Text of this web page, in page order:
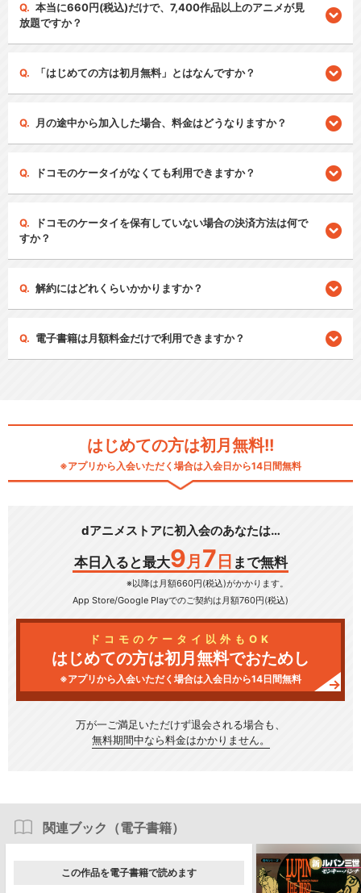
本当に660円(税込)だけで、7,400作品以上のアニメが見
放題ですか？
「はじめての方は初月無料」とはなんですか？
月の途中から加入した場合、料金はどうなりますか？
ドコモのケータイがなくても利用できますか？
ドコモのケータイを保有していない場合の決済方法は何で
すか？
解約にはどれくらいかかりますか？
電子書籍は月額料金だけで利用できますか？
はじめての方は初月無料!!
※アプリから入会いただく場合は入会日から14日間無料
dアニメストアに初入会のあなたは…
本日入ると最大9 月 7 日 まで無料
※以降は月額660円(税込)がかかります。
App Store/Google Playでのご契約は月額760円(税込)
ドコモのケータイ以外もOK
はじめての方は初月無料でおためし
※アプリから入会いただく場合は入会日から14日間無料
万が一ご満足いただけず退会される場合も、
無料期間中なら料金はかかりません。
関連ブック（電子書籍）
この作品を電子書籍で読めます